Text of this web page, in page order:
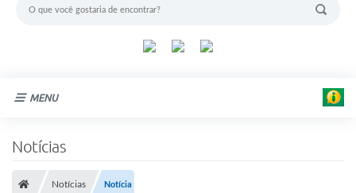
MENU
Notícias
Notícias Notícia